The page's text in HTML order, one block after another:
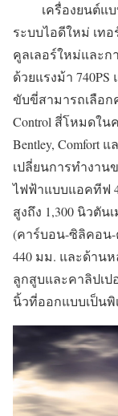
เครื่องยนต์แบบ
ระบบไอดีใหม่ เท
คูลเลอร์ใหม่และ
ด้วยแรงม้า
ขับขี่สามารถเลือก
Control สี่โหมดใน
Bentley, Comfort แ
เปลี่ยนการทำงา
ไฟฟ้าแบบแอคทีฟ
สูงถึง 1,300 นิวตัน
(คาร์บอน-ซิลิคอน-
440 มม. และด้าน
ลูกสูบและคาลิปเป
นิ้วที่ออกแบบเป็นพิ